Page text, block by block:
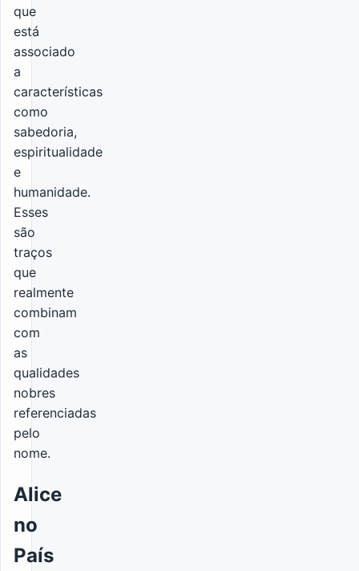
que
está
associado
a
características
como
sabedoria,
espiritualidade
e
humanidade.
Esses
são
traços
que
realmente
combinam
com
as
qualidades
nobres
referenciadas
pelo
nome.
Alice
no
País